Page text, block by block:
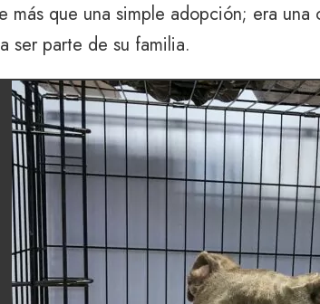
más que una simple adopción; era
ser parte de su familia.